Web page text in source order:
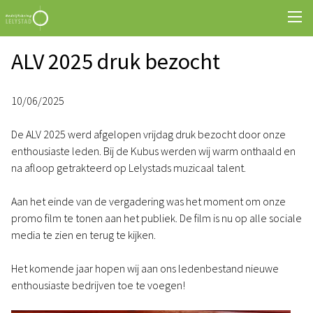
ALV 2025 druk bezocht
10/06/2025
De ALV 2025 werd afgelopen vrijdag druk bezocht door onze
enthousiaste leden. Bij de Kubus werden wij warm onthaald en
na afloop getrakteerd op Lelystads muzicaal talent.
Aan het einde van de vergadering was het moment om onze
promo film te tonen aan het publiek. De film is nu op alle sociale
media te zien en terug te kijken.
Het komende jaar hopen wij aan ons ledenbestand nieuwe
enthousiaste bedrijven toe te voegen!